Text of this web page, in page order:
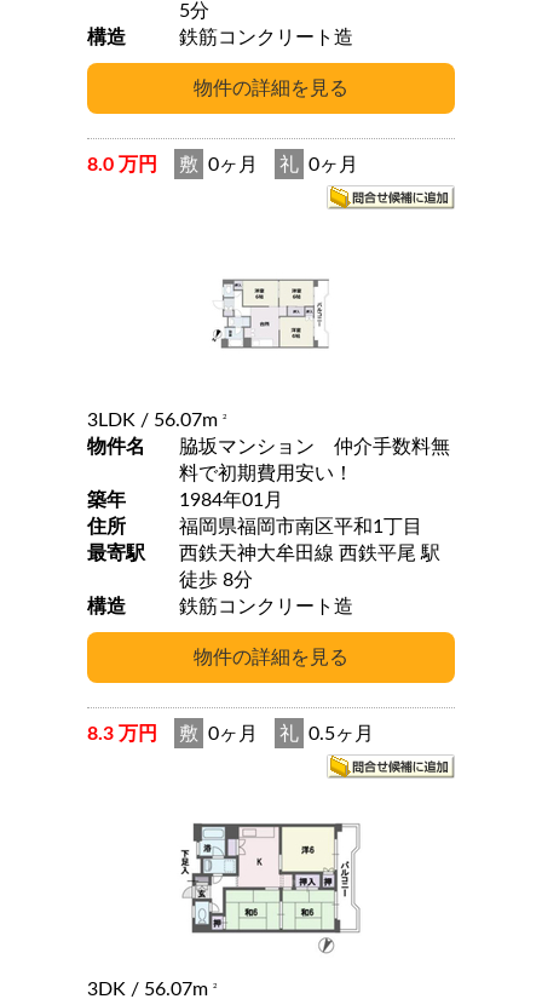
5分
構造
鉄筋コンクリート造
8.0 万円 敷 0ヶ月 礼 0ヶ月
3LDK / 56.07m 2
物件名
脇坂マンション 仲介手数料無
料で初期費用安い！
築年
1984年01月
住所
福岡県福岡市南区平和1丁目
最寄駅
西鉄天神大牟田線 西鉄平尾 駅
徒歩 8分
構造
鉄筋コンクリート造
8.3 万円 敷 0ヶ月 礼 0.5ヶ月
3DK / 56.07m 2